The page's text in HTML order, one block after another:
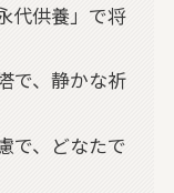
代供養」で将
で、静かな祈
で、どなたで